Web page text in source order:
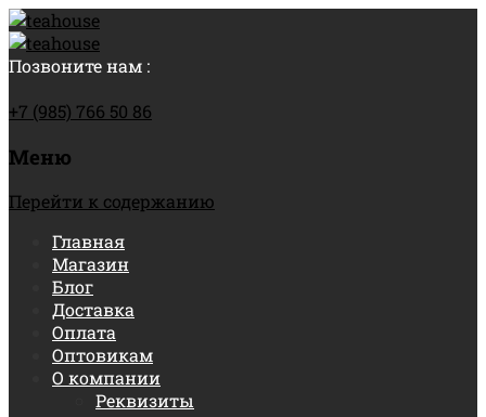
Позвоните нам :
+7 (985) 766 50 86
Меню
Перейти к содержанию
Главная
Магазин
Блог
Доставка
Оплата
Оптовикам
О компании
Реквизиты